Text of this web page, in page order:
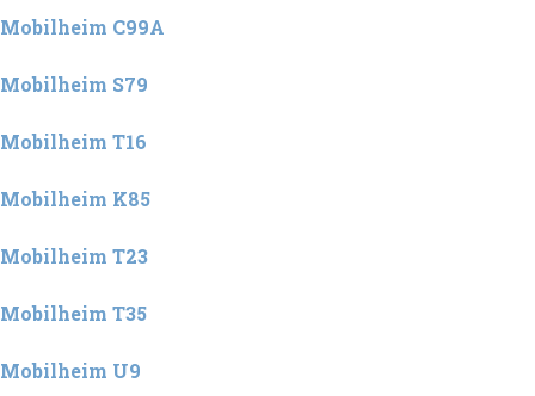
Mobilheim C99A
Mobilheim S79
Mobilheim T16
Mobilheim K85
Mobilheim T23
Mobilheim T35
Mobilheim U9